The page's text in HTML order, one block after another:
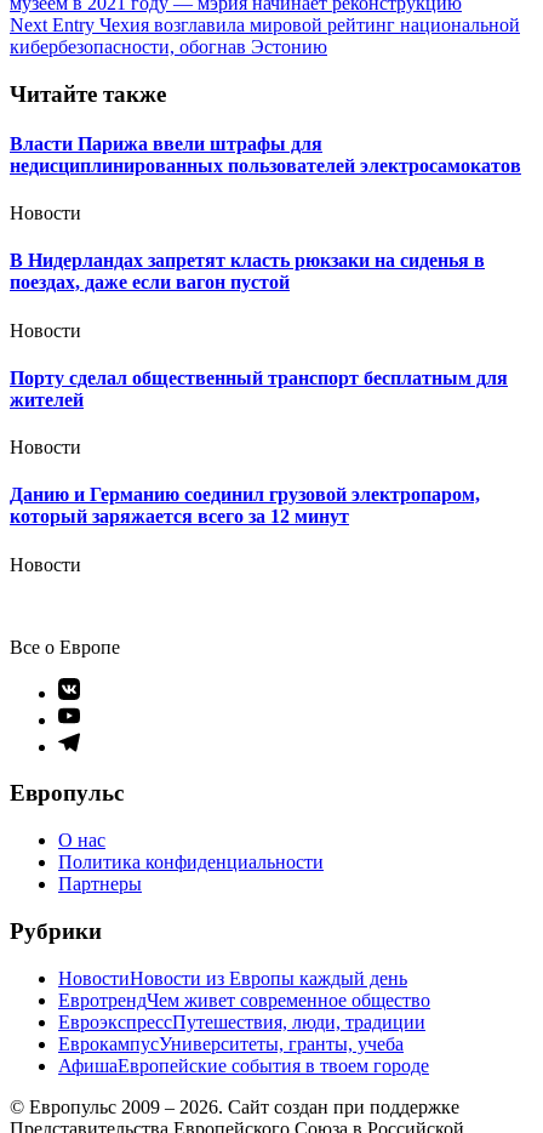
по
записям
Next Entry Чехия возглавила мировой рейтинг национальной
кибербезопасности, обогнав Эстонию
Читайте также
Власти Парижа ввели штрафы для
недисциплинированных пользователей электросамокатов
Новости
В Нидерландах запретят класть рюкзаки на сиденья в
поездах, даже если вагон пустой
Новости
Порту сделал общественный транспорт бесплатным для
жителей
Новости
Данию и Германию соединил грузовой электропаром,
который заряжается всего за 12 минут
Новости
Все о Европе
Элемент
меню
Элемент
меню
Элемент
Европульс
О нас
Политика конфиденциальности
Партнеры
Рубрики
НовостиНовости из Европы каждый день
ЕвротрендЧем живет современное общество
ЕвроэкспрессПутешествия, люди, традиции
ЕврокампусУниверситеты, гранты, учеба
АфишаЕвропейские события в твоем городе
© Европульс 2009 – 2026. Сайт создан при поддержке
Представительства Европейского Союза в Российской